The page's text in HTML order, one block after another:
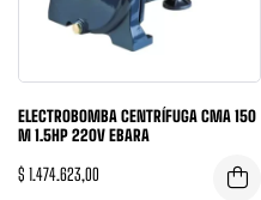
ELECTROBOMBA CENTRÍFUGA CMA 150
M 1.5HP 220V EBARA
$ 1.474.623,00